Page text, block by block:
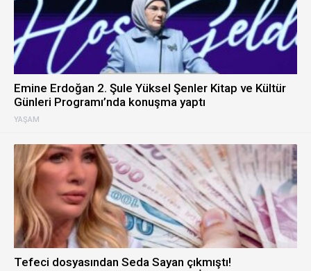
YAŞAM
Emine Erdoğan 2. Şule Yüksel Şenler Kitap ve Kültür
Günleri Programı’nda konuşma yaptı
Tefeci dosyasından Seda Sayan çıkmıştı!